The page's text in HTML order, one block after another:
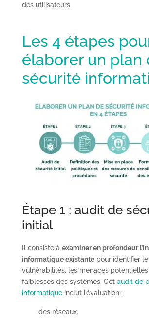
des utilisateurs.
Les 4 étapes
élaborer un plan
sécurité
Étape 1 : audit de
initial
Il consiste à examiner en profondeur
informatique existantepour identifier
vulnérabilités, les menaces
faiblesses des systèmes. Cet audit de
informatiqueinclut l’évaluation :
des réseaux.